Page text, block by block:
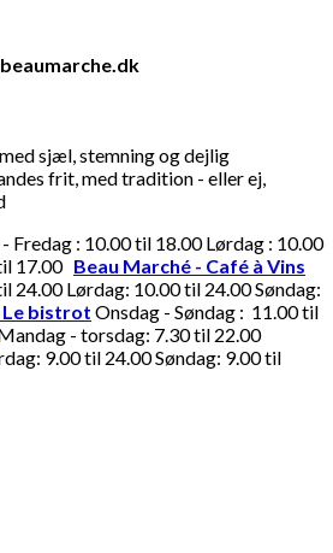
sjæl, stemning og dejlig
frit, med tradition - eller ej,
Fredag : 10.00 til 18.00 Lørdag : 10.00
17.00 Beau Marché - Café à Vins
24.00 Lørdag: 10.00 til 24.00 Søndag:
Le bistrot Onsdag - Søndag : 11.00 til
- torsdag: 7.30 til 22.00
9.00 til 24.00 Søndag: 9.00 til